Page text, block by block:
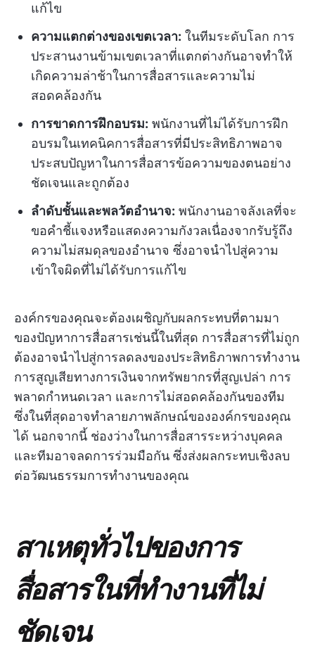
แก้ไข
ความแตกต่างของเขตเวลา: ในทีมระดับโลก การ
ประสานงานข้ามเขตเวลาที่แตกต่างกันอาจทำให้
เกิดความล่าช้าในการสื่อสารและความไม่
สอดคล้องกัน
การขาดการฝึกอบรม: พนักงานที่ไม่ได้รับการฝึก
อบรมในเทคนิคการสื่อสารที่มีประสิทธิภาพอาจ
ประสบปัญหาในการสื่อสารข้อความของตนอย่าง
ชัดเจนและถูกต้อง
ลำดับชั้นและพลวัตอำนาจ: พนักงานอาจลังเลที่จะ
ขอคำชี้แจงหรือแสดงความกังวลเนื่องจากรับรู้ถึง
ความไม่สมดุลของอำนาจ ซึ่งอาจนำไปสู่ความ
เข้าใจผิดที่ไม่ได้รับการแก้ไข
องค์กรของคุณจะต้องเผชิญกับผลกระทบที่ตามมา
ของปัญหาการสื่อสารเช่นนี้ในที่สุด การสื่อสารที่ไม่ถูก
ต้องอาจนำไปสู่การลดลงของประสิทธิภาพการทำงาน
การสูญเสียทางการเงินจากทรัพยากรที่สูญเปล่า การ
พลาดกำหนดเวลา และการไม่สอดคล้องกันของทีม
ซึ่งในที่สุดอาจทำลายภาพลักษณ์ขององค์กรของคุณ
ได้ นอกจากนี้ ช่องว่างในการสื่อสารระหว่างบุคคล
และทีมอาจลดการร่วมมือกัน ซึ่งส่งผลกระทบเชิงลบ
ต่อวัฒนธรรมการทำงานของคุณ
สาเหตุทั่วไปของการ
สื่อสารในที่ทำงานที่ไม่
ชัดเจน